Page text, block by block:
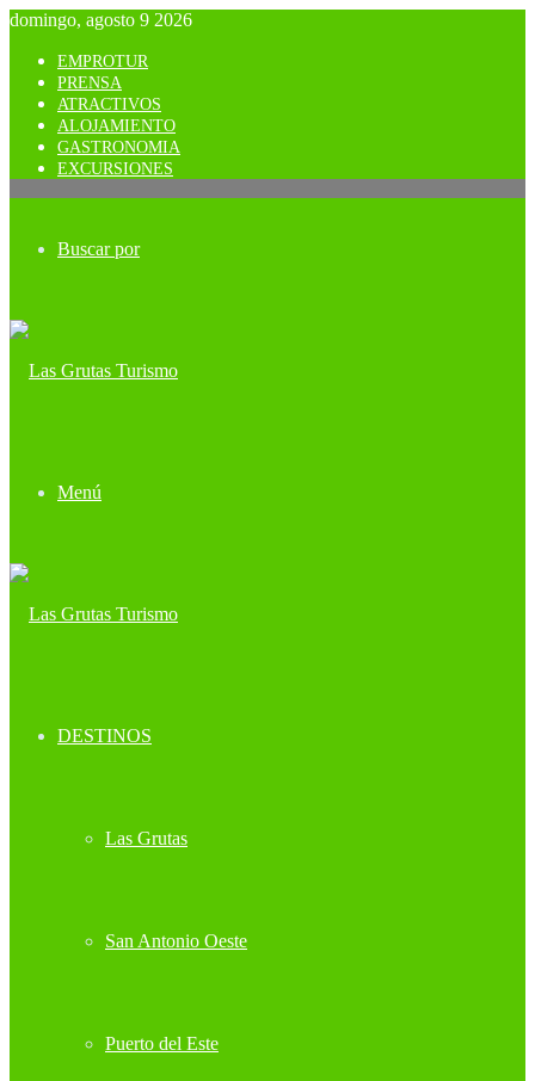
domingo, agosto 9 2026
EMPROTUR
PRENSA
ATRACTIVOS
ALOJAMIENTO
GASTRONOMIA
EXCURSIONES
Buscar por
Menú
DESTINOS
Las Grutas
San Antonio Oeste
Puerto del Este